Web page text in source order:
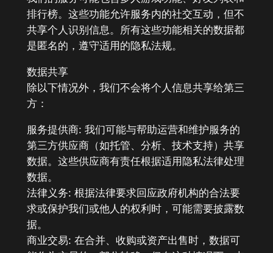
排行榜。这些功能允许服务内的社交互动，但不
共享个人识别信息。所有这些功能相关的数据都
是匿名的，遵守适用的隐私法规。
数据共享
除以下情况外，我们不会将个人信息共享给第三
方：
服务提供商: 我们可能与帮助运营和维护服务的
第三方供应商（如托管、分析、技术支持）共享
数据。这些供应商有责任根据适用隐私法律处理
数据。
法律义务: 根据法律要求回应政府机构的合法要
求或保护我们或他人的权利时，可能需要披露数
据。
商业交易: 在合并、收购或资产出售时，数据可